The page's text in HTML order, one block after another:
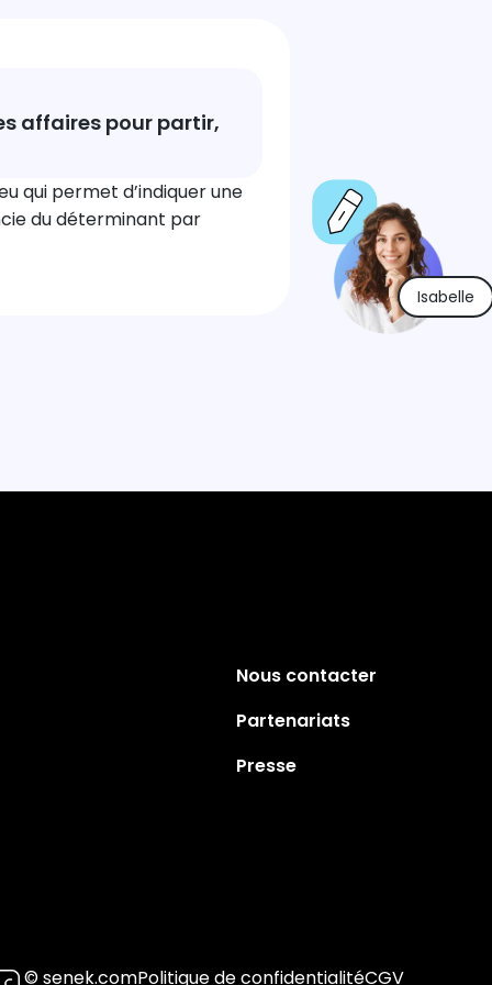
affaires pour partir,
qui permet d’indiquer une
du déterminant par
Isabelle
Nous contacter
Partenariats
Presse
© senek.comPolitique de confidentialitéCGV